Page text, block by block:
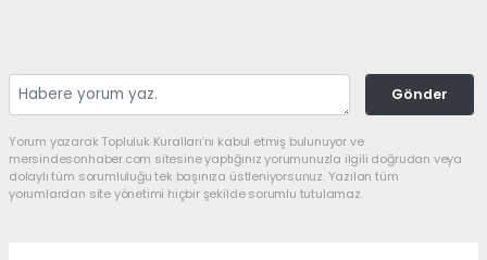
Gönder
Yorum yazarak Topluluk Kuralları’nı kabul etmiş bulunuyor ve
mersindesonhaber.com sitesine yaptığınız yorumunuzla ilgili doğrudan veya
dolaylı tüm sorumluluğu tek başınıza üstleniyorsunuz. Yazılan tüm
yorumlardan site yönetimi hiçbir şekilde sorumlu tutulamaz.